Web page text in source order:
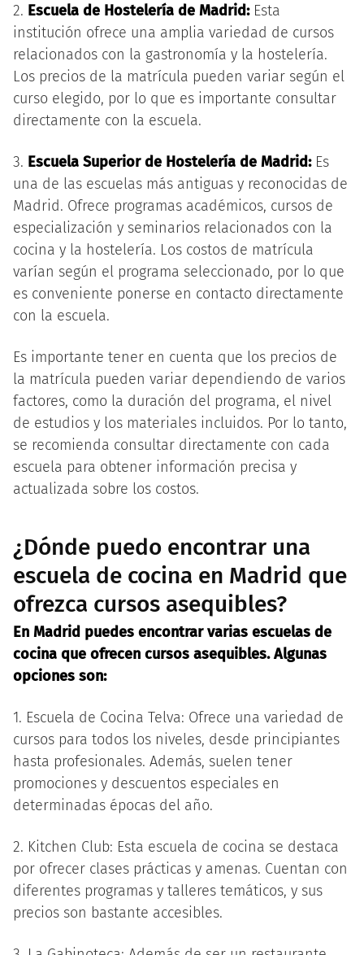
2. Escuela de Hostelería de Madrid:Esta
institución ofrece una amplia variedad de cursos
relacionados con la gastronomía y la hostelería.
Los precios de la matrícula pueden variar según el
curso elegido, por lo que es importante consultar
directamente con la escuela.
3. Escuela Superior de Hostelería de Madrid:Es
una de las escuelas más antiguas y reconocidas de
Madrid. Ofrece programas académicos, cursos de
especialización y seminarios relacionados con la
cocina y la hostelería. Los costos de matrícula
varían según el programa seleccionado, por lo que
es conveniente ponerse en contacto directamente
con la escuela.
Es importante tener en cuenta que los precios de
la matrícula pueden variar dependiendo de varios
factores, como la duración del programa, el nivel
de estudios y los materiales incluidos. Por lo tanto,
se recomienda consultar directamente con cada
escuela para obtener información precisa y
actualizada sobre los costos.
¿Dónde puedo encontrar una
escuela de cocina en Madrid que
ofrezca cursos asequibles?
En Madrid puedes encontrar varias escuelas de
cocina que ofrecen cursos asequibles. Algunas
opciones son:
1. Escuela de Cocina Telva: Ofrece una variedad de
cursos para todos los niveles, desde principiantes
hasta profesionales. Además, suelen tener
promociones y descuentos especiales en
determinadas épocas del año.
2. Kitchen Club: Esta escuela de cocina se destaca
por ofrecer clases prácticas y amenas. Cuentan con
diferentes programas y talleres temáticos, y sus
precios son bastante accesibles.